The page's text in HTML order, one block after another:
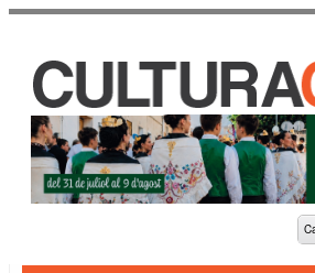
principal
CASA DE
JAUME